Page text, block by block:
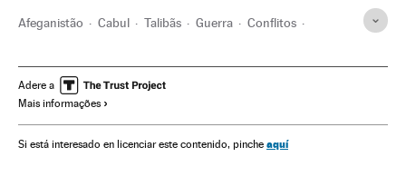
Afeganistão Cabul Talibãs Guerra Conflitos
Adere a
Mais informações
Si está interesado en licenciar este contenido, pinche aquí